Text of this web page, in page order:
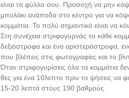
είναι τα φύλλα σου. Προσοχή να μην
μπολάκι ανάποδα στο κέντρο για να
κομμάτια. Το πολύ σημαντικό είναι να
Στη συνέχεια στριφογυρνάς το κάθε
δεξιόστροφα και ένα αριστερόστροφα,
που βλέπεις στις φωτογραφίες και το
Όταν στριφογυρίσεις όλα τα κομμάτια
θες για ένα 10λεπτο πριν το ψήσεις να
15-20 λεπτά στους 190 βαθμούς.